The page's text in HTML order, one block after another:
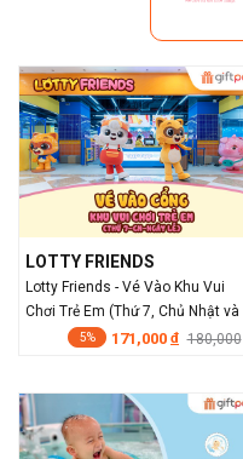
LOTTY FRIENDS
Lotty Friends - Vé Vào Khu Vui
Chơi Trẻ Em (Thứ 7, Chủ Nhật và
Ngày Lễ)5% 171,000 đ 180,000